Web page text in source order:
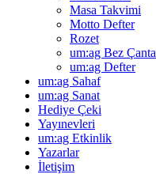
Masa Takvimi
Motto Defter
Rozet
um:ag Bez Çanta
um:ag Defter
um:ag Sahaf
um:ag Sanat
Hediye Çeki
Yayınevleri
um:ag Etkinlik
Yazarlar
İletişim